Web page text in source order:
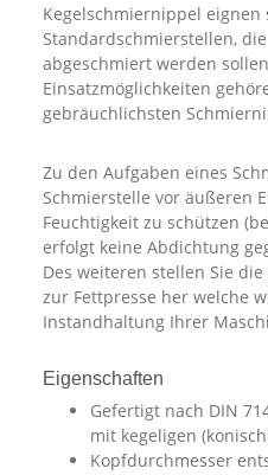
Kegelschmiernippel eignen
Standardschmierstellen,
abgeschmiert werden
Einsatzmöglichkeiten
gebräuchlichsten
Zu den Aufgaben eines
Schmierstelle vor äußeren
Feuchtigkeit zu schützen
erfolgt keine Abdichtung
Des weiteren stellen Sie
zur Fettpresse her welche
Instandhaltung Ihrer
Eigenschaften
Gefertigt nach DIN
mit kegeligen
Kopfdurchmesser